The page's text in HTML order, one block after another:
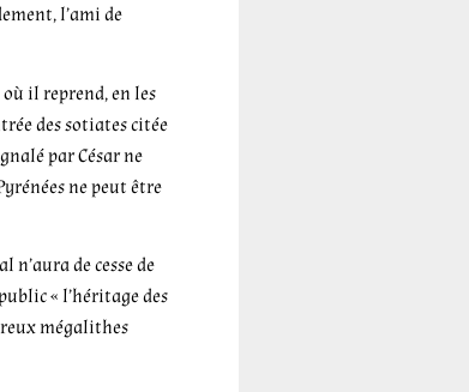
l’ami de
où il reprend, en les
des sotiates citée
par César ne
ne peut être
de cesse de
« l’héritage des
mégalithes